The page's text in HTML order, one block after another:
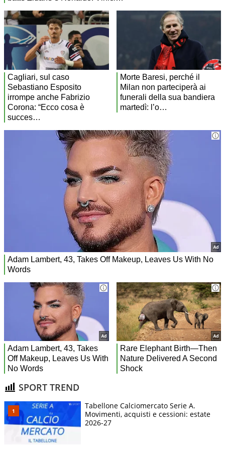
SPORT TREND
Tabellone Calciomercato Serie A.
Movimenti, acquisti e cessioni: estate
2026-27